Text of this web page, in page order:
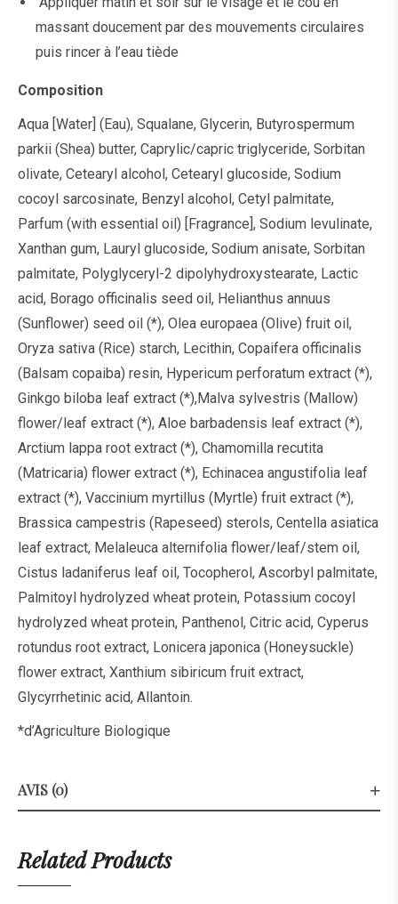
massant doucement par des mouvements circulaires
puis rincer à l’eau tiède
Composition
Aqua [Water] (Eau), Squalane, Glycerin, Butyrospermum
parkii (Shea) butter, Caprylic/capric triglyceride, Sorbitan
olivate, Cetearyl alcohol, Cetearyl glucoside, Sodium
cocoyl sarcosinate, Benzyl alcohol, Cetyl palmitate,
Parfum (with essential oil) [Fragrance], Sodium levulinate,
Xanthan gum, Lauryl glucoside, Sodium anisate, Sorbitan
palmitate, Polyglyceryl-2 dipolyhydroxystearate, Lactic
acid, Borago officinalis seed oil, Helianthus annuus
(Sunflower) seed oil (*), Olea europaea (Olive) fruit oil,
Oryza sativa (Rice) starch, Lecithin, Copaifera officinalis
(Balsam copaiba) resin, Hypericum perforatum extract (*),
Ginkgo biloba leaf extract (*),Malva sylvestris (Mallow)
flower/leaf extract (*), Aloe barbadensis leaf extract (*),
Arctium lappa root extract (*), Chamomilla recutita
(Matricaria) flower extract (*), Echinacea angustifolia leaf
extract (*), Vaccinium myrtillus (Myrtle) fruit extract (*),
Brassica campestris (Rapeseed) sterols, Centella asiatica
leaf extract, Melaleuca alternifolia flower/leaf/stem oil,
Cistus ladaniferus leaf oil, Tocopherol, Ascorbyl palmitate,
Palmitoyl hydrolyzed wheat protein, Potassium cocoyl
hydrolyzed wheat protein, Panthenol, Citric acid, Cyperus
rotundus root extract, Lonicera japonica (Honeysuckle)
flower extract, Xanthium sibiricum fruit extract,
Glycyrrhetinic acid, Allantoin.
*d’Agriculture Biologique
AVIS (0)
Related Products